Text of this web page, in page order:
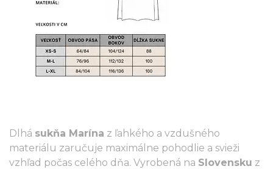
Dlhá sukňa Marína z ľahkého a vzdušného
materiálu zaručuje maximálne pohodlie a svieži
vzhľad počas celého dňa. Vyrobená na Slovensku z